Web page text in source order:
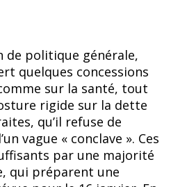
de politique générale,
quelques concessions
sur la santé, tout
rigide sur la dette
qu’il refuse de
vague « conclave ». Ces
par une majorité
qui préparent une